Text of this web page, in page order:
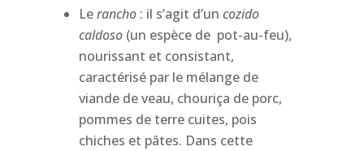
Lerancho: il s’agit d’un cozido
caldoso(un espèce de pot-au-feu),
nourissant et consistant,
caractérisé par le mélange de
viande de veau, chouriça de porc,
pommes de terre cuites, pois
chiches et pâtes. Dans cette